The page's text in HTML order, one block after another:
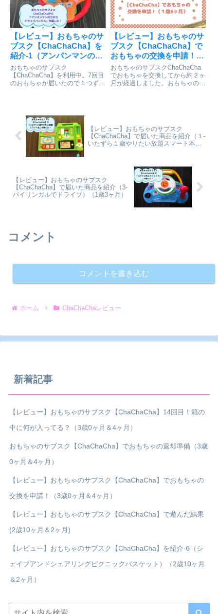
【レビュー】おもちゃのサ
ブスク【ChaChaCha】を
紹介-1（アンパンマンのり
のりドライブハンドル）
（1歳11ヶ月）
おもちゃのサブスク
【ChaChaCha】を利用中。7回目
のおもちゃが届いたので１つずつ
【レビュー】おもちゃのサ
ブスク【ChaChaCha】で
おもちゃの交換を申請！
（１歳5ヶ月）
おもちゃのサブスクChaChaCha
でおもちゃを交換してから約２ヶ
月が経過しました。おもちゃの交
【レビュー】おもちゃのサブスク
【ChaChaCha】で届いた商品を紹介（１-
いたずら１歳やりたい放題スマート本）
【レビュー】おもちゃのサブスク
【ChaChaCha】で届いた商品を紹介（3-
バイリンガルでドライブ）（1歳3ヶ月）
コメント
コメントを書き込む
ホーム ChaChaChaレビュー
新着記事
【レビュー】おもちゃのサブスク【ChaChaCha】14回目！箱の
中に何が入ってる？（3歳0ヶ月＆4ヶ月）
おもちゃのサブスク【ChaChaCha】でおもちゃの返却準備（3歳
0ヶ月＆4ヶ月）
【レビュー】おもちゃのサブスク【ChaChaCha】でおもちゃの
交換を申請！（3歳0ヶ月＆4ヶ月）
【レビュー】おもちゃのサブスク【ChaChaCha】で遊んだ結果
(2歳10ヶ月＆2ヶ月)
【レビュー】おもちゃのサブスク【ChaChaCha】を紹介-6（シ
ェイプアンドシェアリングピクニックバスケット）（2歳10ヶ月
＆2ヶ月）